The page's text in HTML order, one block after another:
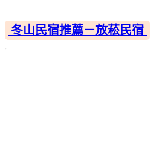
冬山民宿推薦－放菘民宿